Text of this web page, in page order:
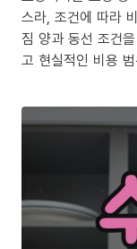
스라, 조건에 따라
짐 양과 동선 조건
고 현실적인 비용